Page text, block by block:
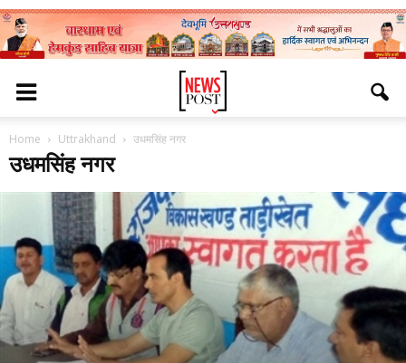
Home Uttrakhand उधमसिंह नगर
उधमसिंह नगर